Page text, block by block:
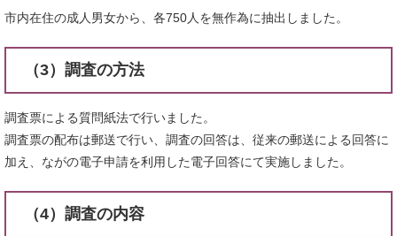
市内在住の成人男女から、各750人を無作為に抽出しました。
（3）調査の方法
調査票による質問紙法で行いました。
調査票の配布は郵送で行い、調査の回答は、従来の郵送による回答に
加え、ながの電子申請を利用した電子回答にて実施しました。
（4）調査の内容